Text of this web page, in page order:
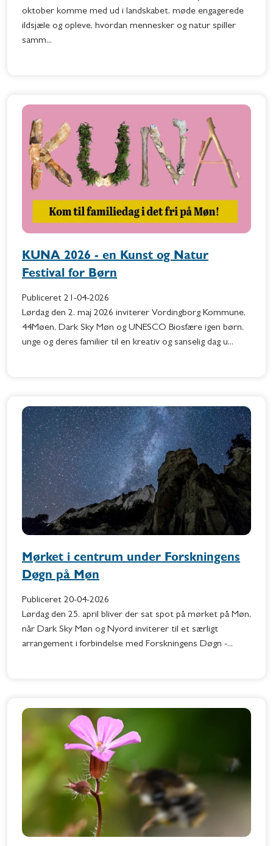
oktober komme med ud i landskabet, møde engagerede
ildsjæle og opleve, hvordan mennesker og natur spiller
samm...
KUNA 2026 - en Kunst og Natur
Festival for Børn
Publiceret 21-04-2026
Lørdag den 2. maj 2026 inviterer Vordingborg Kommune,
44Møen, Dark Sky Møn og UNESCO Biosfære igen børn,
unge og deres familier til en kreativ og sanselig dag u...
Mørket i centrum under Forskningens
Døgn på Møn
Publiceret 20-04-2026
Lørdag den 25. april bliver der sat spot på mørket på Møn,
når Dark Sky Møn og Nyord inviterer til et særligt
arrangement i forbindelse med Forskningens Døgn -...